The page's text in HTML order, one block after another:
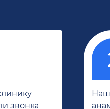
звонка
Наш